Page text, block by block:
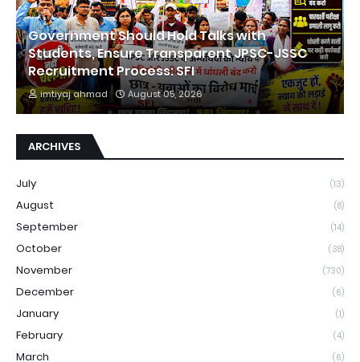
Government Should Hold Talks with
Students, Ensure Transparent JPSC-JSSC
Recruitment Process: SFI
imtiyaj ahmad August 05, 2026
ARCHIVES
July (13)
August (8)
September (14)
October (38)
November (730)
December (6)
January (1)
February (4)
March (6)